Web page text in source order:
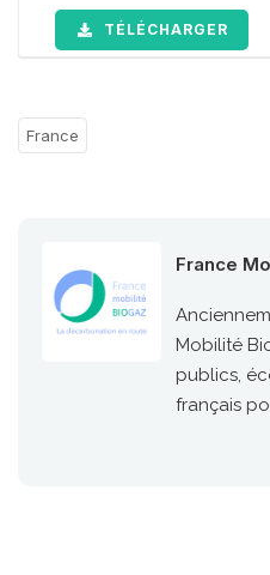
TÉLÉCHARGER
France
France
Mobilité
publics,
français